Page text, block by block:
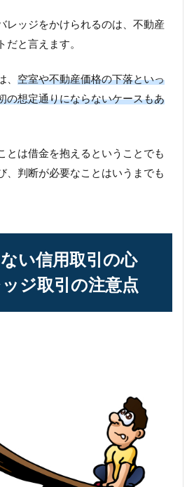
レッジをかけられるのは、不動産
だと言えます。
空室や不動産価格の下落といっ
の想定通りにならないケースもあ
とは借金を抱えるということでも
、判断が必要なことはいうまでも
い信用取引の心
ジ取引の注意点